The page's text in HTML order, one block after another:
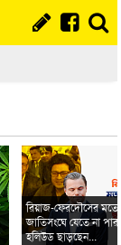
রিয়াজ-ফেরদৌসের মতো
জাতিসংঘে যেতে না
হলিউড ছাড়ছেন...